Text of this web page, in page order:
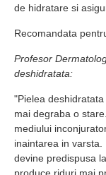
de hidratare si
Recomandata
Profesor
deshidratata:
"Pielea
mai degraba o
mediului
inaintarea in varsta.
devine predispusa
produce riduri mai